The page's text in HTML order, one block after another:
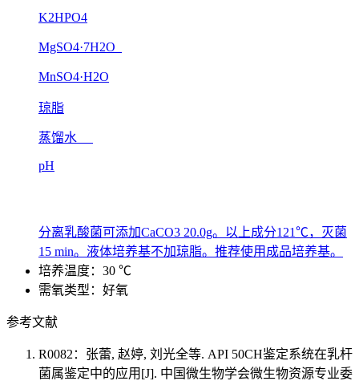
K2HPO4
MgSO4·7H2O
MnSO4·H2O
琼脂
蒸馏水
pH
分离乳酸菌可添加CaCO3 20.0g。以上成分121℃，灭菌
15 min。液体培养基不加琼脂。推荐使用成品培养基。
培养温度：30 ℃
需氧类型：好氧
参考文献
R0082：张蕾, 赵婷, 刘光全等. API 50CH鉴定系统在乳杆
菌属鉴定中的应用[J]. 中国微生物学会微生物资源专业委